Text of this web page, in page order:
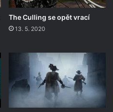
The Culling se opět vrací
13. 5. 2020